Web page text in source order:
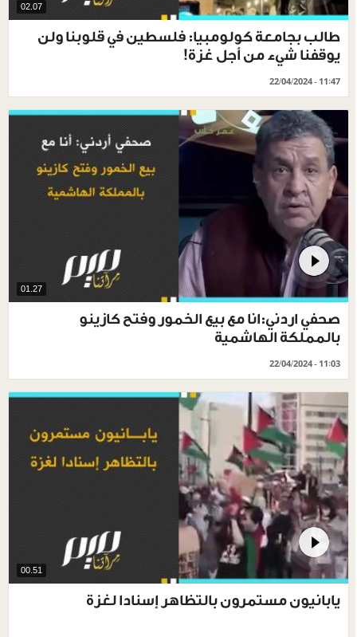
02.07
طالب بجامعة كولومبيا: فلسطين في قلوبنا ولن
يوقفنا شيء من أجل غزة!
22/04/2024 - 11:47
01.27
صحفي اردني:انا مع بيع الخمور وفتح كازينو
بالمملكة الهاشمية
22/04/2024 - 11:03
00.51
يابانيون مستمرون بالتظاهر إسنادا لغزة